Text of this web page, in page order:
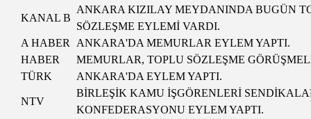
KANAL B
ANKARA KIZILAY MEYDANINDA BUGÜN
SÖZLEŞME EYLEMİ VARDI.
A HABER ANKARA'DA MEMURLAR EYLEM YAPTI.
HABER
TÜRK
MEMURLAR, TOPLU SÖZLEŞME
ANKARA'DA EYLEM YAPTI.
NTV
BİRLEŞİK KAMU İŞGÖRENLERİ
KONFEDERASYONU EYLEM YAPTI.